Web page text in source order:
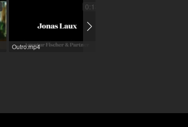
Outro.mp4
0:13